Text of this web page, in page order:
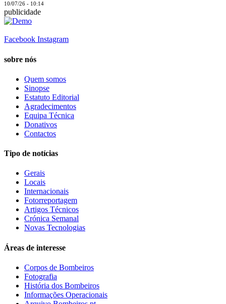
10/07/26 - 10:14
publicidade
Facebook Instagram
sobre nós
Quem somos
Sinopse
Estatuto Editorial
Agradecimentos
Equipa Técnica
Donativos
Contactos
Tipo de notícias
Gerais
Locais
Internacionais
Fotorreportagem
Artigos Técnicos
Crónica Semanal
Novas Tecnologias
Áreas de interesse
Corpos de Bombeiros
Fotografia
História dos Bombeiros
Informações Operacionais